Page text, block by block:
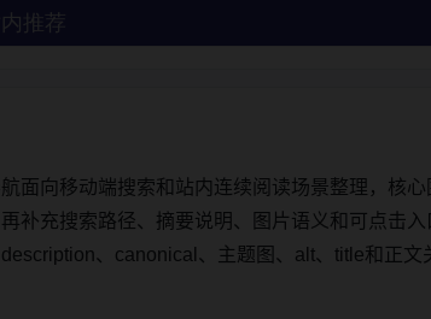
面向移动端搜索和站内连续阅读场景整理，核
补充搜索路径、摘要说明、图片语义和可点击
、canonical、主题图、alt、title和正